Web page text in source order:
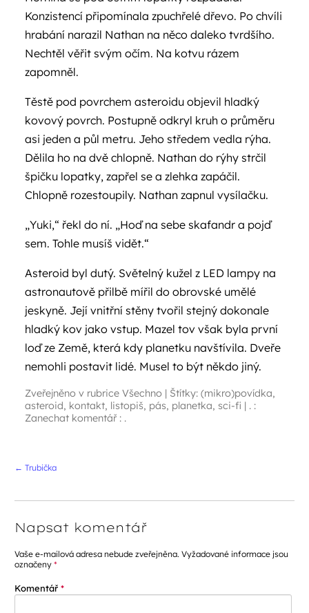
Konzistencí připomínala zpuchřelé dřevo. Po chvíli
hrabání narazil Nathan na něco daleko tvrdšího.
Nechtěl věřit svým očím. Na kotvu rázem
zapomněl.
Těstě pod povrchem asteroidu objevil hladký
kovový povrch. Postupně odkryl kruh o průměru
asi jeden a půl metru. Jeho středem vedla rýha.
Dělila ho na dvě chlopně. Nathan do rýhy strčil
špičku lopatky, zapřel se a zlehka zapáčil.
Chlopně rozestoupily. Nathan zapnul vysílačku.
„Yuki,“ řekl do ní. „Hoď na sebe skafandr a pojď
sem. Tohle musíš vidět.“
Asteroid byl dutý. Světelný kužel z LED lampy na
astronautově přilbě mířil do obrovské umělé
jeskyně. Její vnitřní stěny tvořil stejný dokonale
hladký kov jako vstup. Mazel tov však byla první
loď ze Země, která kdy planetku navštívila. Dveře
nemohli postavit lidé. Musel to být někdo jiný.
Zveřejněno v rubrice Všechno | Štítky: (mikro)povídka,
asteroid, kontakt, listopiš, pás, planetka, sci-fi | . :
Zanechat komentář : .
← Trubička
Napsat komentář
Vaše e-mailová adresa nebude zveřejněna. Vyžadované informace jsou
označeny *
Komentář *